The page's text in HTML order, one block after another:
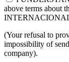
above terms about
(Your refusal to
impossibility of
company).